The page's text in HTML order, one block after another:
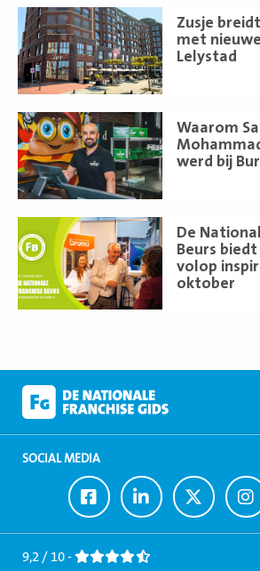
Zusje
met
Lelystad
Lees
meer
Waarom
werd bij
Lees
meer
De
Beurs
volop
oktober
meer
SOCIAL MEDIA
Ga
naar
Facebook
Ga
naar
LinkedIn
Ga
naar
Twitter
Ga
9,2 / 10 -